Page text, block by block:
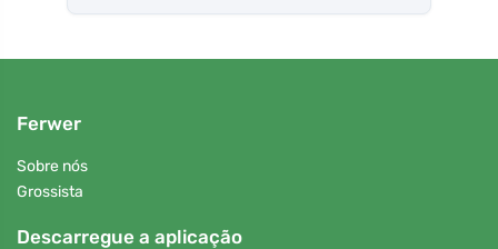
Ferwer
Sobre nós
Grossista
Descarregue a aplicação